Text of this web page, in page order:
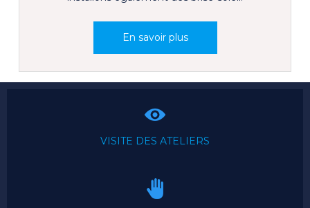
VISITE DES ATELIERS